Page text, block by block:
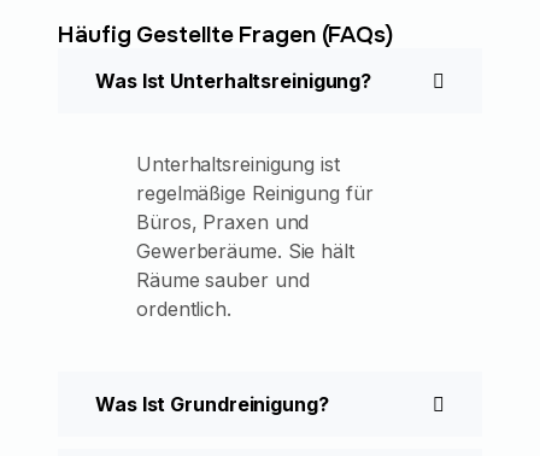
Häufig Gestellte Fragen (FAQs)
Was Ist Unterhaltsreinigung?
Unterhaltsreinigung ist
regelmäßige Reinigung für
Büros, Praxen und
Gewerberäume. Sie hält
Räume sauber und
ordentlich.
Was Ist Grundreinigung?